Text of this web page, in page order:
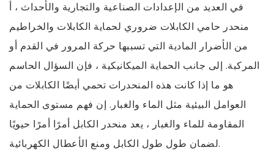
في العديد من الإعدادات الصناعية والتجارية والأحداث ، أ
منحدر حامي الكابلات ضروري لحماية الكابلات والخراطيم
من الأضرار المادية التي تسببها حركة المرور في القدم أو
المركبة. إلى جانب الحماية الميكانيكية ، فإن السؤال الحاسم
هو ما إذا كانت هذه المنحدرات تحمي أيضًا الكابلات من
العوامل البيئية مثل الماء والغبار. إن فهم مستوى الحماية
المقاومة للماء والغبار ، يعد منحدر الكابل أمرًا أمرًا حيويًا
لضمان طول طول الكابل ومنع الأعطال الكهربائية.